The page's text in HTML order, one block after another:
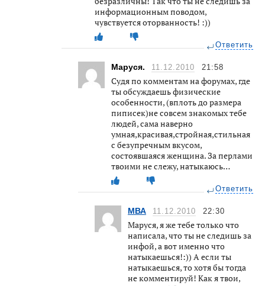
информационным поводом,
чувствуется оторванность! :))
Ответить
Маруся. 11.12.2010 21:58
Судя по комментам на форумах, где
ты обсуждаешь физические
особенности, (вплоть до размера
пиписек)не совсем знакомых тебе
людей, сама наверно
умная,красивая,стройная,стильная
с безупречным вкусом,
состоявшаяся женщина. За перлами
твоими не слежу, натыкаюсь…
Ответить
МВА 11.12.2010 22:30
Маруся, я же тебе только что
написала, что ты не следишь за
инфой, а вот именно что
натыкаешься!:)) А если ты
натыкаешься, то хотя бы тогда
не комментируй! Как я твои,